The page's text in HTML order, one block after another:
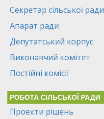
Секретар сільської ради
Апарат ради
Депутатський корпус
Виконавчий комітет
Постійні комісії
РОБОТА СІЛЬСЬКОЇ РАДИ
Проекти рішень